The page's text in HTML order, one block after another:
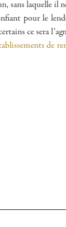
sans laquelle
pour le
ce sera
de